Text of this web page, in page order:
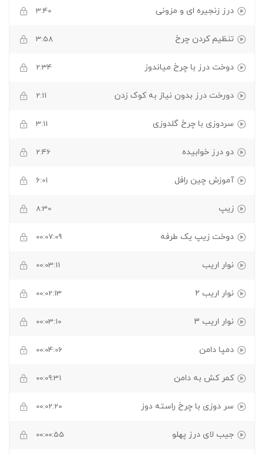
درز زنجیره ای و مزونی 3:40
تنظیم کردن چرخ 3:58
دوخت درز با چرخ میاندوز 2:34
دورخت درز بدون نیاز به کوک زدن 2:11
سردوزی با چرخ گلدوزی 3:11
دو درز خوابیده 2:46
آموزش چین رافل 6:01
زیپ 8:30
دوخت زیپ یک طرفه 00:07:09
نوار اریب 00:03:11
نوار اریب ۲ 00:02:13
نوار اریب ۳ 00:03:10
دمپا دامن 00:04:06
کمر کش به دامن 00:09:31
سر دوزی با چرخ راسته دوز 00:02:20
جیب لای درز پهلو 00:00:55